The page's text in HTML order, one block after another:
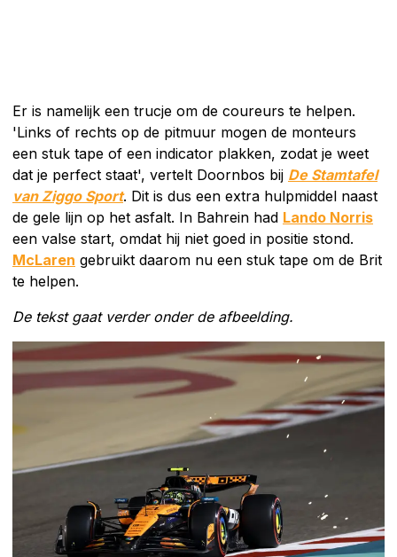
Er is namelijk een trucje om de coureurs te helpen.
'Links of rechts op de pitmuur mogen de monteurs
een stuk tape of een indicator plakken, zodat je weet
dat je perfect staat', vertelt Doornbos bij De Stamtafel
van Ziggo Sport. Dit is dus een extra hulpmiddel naast
de gele lijn op het asfalt. In Bahrein had Lando Norris
een valse start, omdat hij niet goed in positie stond.
McLaren gebruikt daarom nu een stuk tape om de Brit
te helpen.
De tekst gaat verder onder de afbeelding.